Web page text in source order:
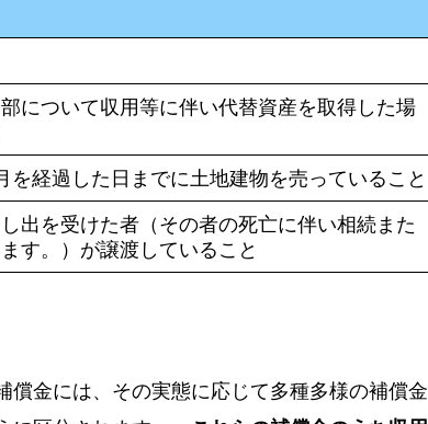
について収用等に伴い代替資産を取得した場
経過した日までに土地建物を売っていること
出を受けた者（その者の死亡に伴い相続また
す。）が譲渡していること
金には、その実態に応じて多種多様の補償金